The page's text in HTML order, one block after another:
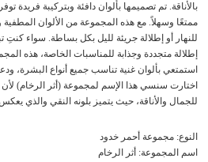
بالأناقة. تم تصميمها بألوان دافئة وبتركيبة فريدة
ممتعًا وسهلاً. مع هذه المجموعة من الألوان
للنهار أو إطلالة جريئة لليل بكل بساطة. سواء كنتِ
إطلالة متجددة وجذابة للمناسبات الخاصة، هذه
استمتعي بألوان غنية تناسب جميع أنواع البشرة،
اختارت سنسي هذا الإسم لمجموعة (أثر الرخام) لأن
للجمال والأناقة، حيث يتميز بلونه النقي والذي
النوع: مجموعة أحمر خدود
اسم المجموعة: أثر الرخام